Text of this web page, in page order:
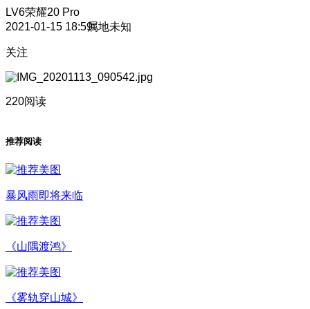
LV6荣耀20 Pro
2021-01-15 18:59属地未知
关注
220阅读
推荐阅读
暴风雨即将来临
《山隅渡鸿》
《雾轨穿山城》